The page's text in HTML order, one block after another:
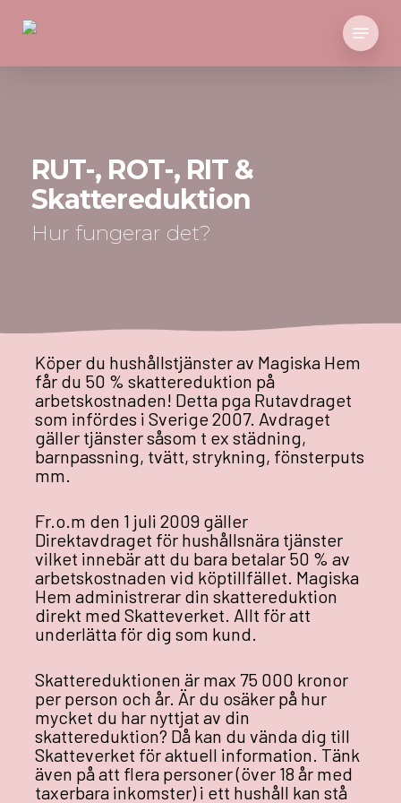
content
Menu
RUT-, ROT-, RIT &
Skattereduktion
Hur fungerar det?
Köper du hushållstjänster av Magiska Hem
får du 50 % skattereduktion på
arbetskostnaden! Detta pga Rutavdraget
som infördes i Sverige 2007. Avdraget
gäller tjänster såsom t ex städning,
barnpassning, tvätt, strykning, fönsterputs
mm.
Fr.o.m den 1 juli 2009 gäller
Direktavdraget för hushållsnära tjänster
vilket innebär att du bara betalar 50 % av
arbetskostnaden vid köptillfället. Magiska
Hem administrerar din skattereduktion
direkt med Skatteverket. Allt för att
underlätta för dig som kund.
Skattereduktionen är max 75 000 kronor
per person och år. Är du osäker på hur
mycket du har nyttjat av din
skattereduktion? Då kan du vända dig till
Skatteverket för aktuell information. Tänk
även på att flera personer (över 18 år med
taxerbara inkomster) i ett hushåll kan stå